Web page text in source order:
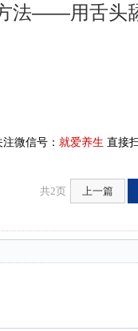
法——用舌头
微信号： 就爱养生 直接
共2页 上一篇